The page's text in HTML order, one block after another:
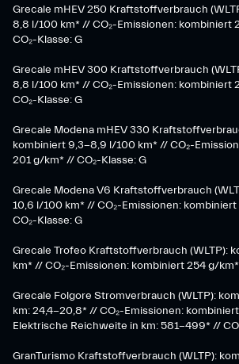
Grecale mHEV 250 Kraftstoffverbrauch
8,8 l/100 km* // CO₂-Emissionen:
CO₂-Klasse: G
Grecale mHEV 300 Kraftstoffverbrauch
8,8 l/100 km* // CO₂-Emissionen:
CO₂-Klasse: G
Grecale Modena mHEV 330
kombiniert 9,3-8,9 l/100 km* // CO₂-
201 g/km* // CO₂-Klasse: G
Grecale Modena V6 Kraftstoffverbrauch
10,6 l/100 km* // CO₂-Emissionen:
CO₂-Klasse: G
Grecale Trofeo Kraftstoffverbrauch (WLTP):
km* // CO₂-Emissionen: kombiniert 254 g/
Grecale Folgore Stromverbrauch (WLTP):
km: 24,4-20,8* // CO₂-Emissionen:
Elektrische Reichweite in km: 581-499* //
GranTurismo Kraftstoffverbrauch (WLTP):